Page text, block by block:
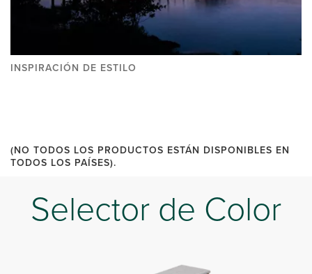
INSPIRACIÓN DE ESTILO
(NO TODOS LOS PRODUCTOS ESTÁN DISPONIBLES EN
TODOS LOS PAÍSES).
Selector de Color